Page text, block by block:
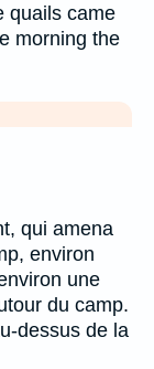
quails came
morning the
qui amena
environ
une
du camp.
dessus de la